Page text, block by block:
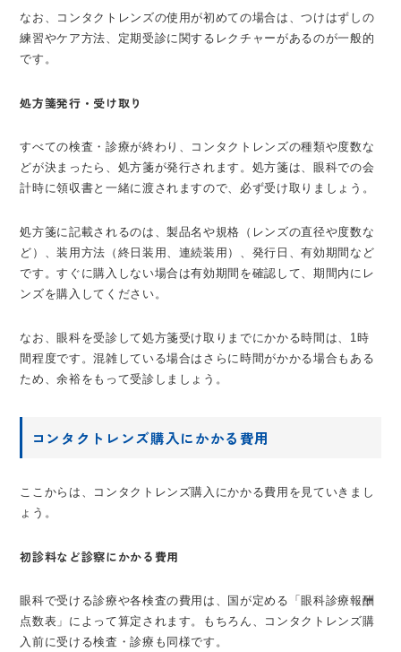
なお、コンタクトレンズの使用が初めての場合は、つけはずしの
練習やケア方法、定期受診に関するレクチャーがあるのが一般的
です。
処方箋発行・受け取り
すべての検査・診療が終わり、コンタクトレンズの種類や度数な
どが決まったら、処方箋が発行されます。処方箋は、眼科での会
計時に領収書と一緒に渡されますので、必ず受け取りましょう。
処方箋に記載されるのは、製品名や規格（レンズの直径や度数な
ど）、装用方法（終日装用、連続装用）、発行日、有効期間など
です。すぐに購入しない場合は有効期間を確認して、期間内にレ
ンズを購入してください。
なお、眼科を受診して処方箋受け取りまでにかかる時間は、1時
間程度です。混雑している場合はさらに時間がかかる場合もある
ため、余裕をもって受診しましょう。
コンタクトレンズ購入にかかる費用
ここからは、コンタクトレンズ購入にかかる費用を見ていきまし
ょう。
初診料など診察にかかる費用
眼科で受ける診療や各検査の費用は、国が定める「眼科診療報酬
点数表」によって算定されます。もちろん、コンタクトレンズ購
入前に受ける検査・診療も同様です。